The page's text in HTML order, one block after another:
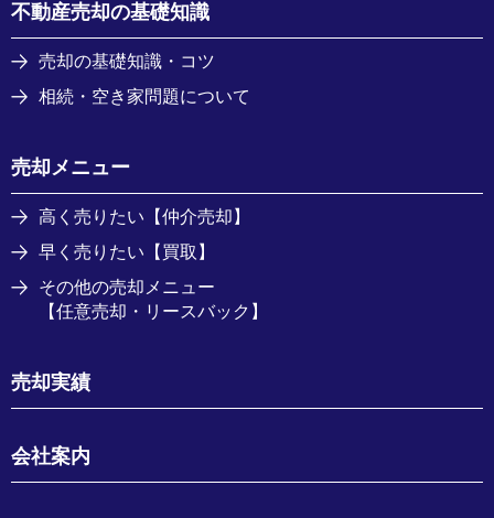
不動産売却の基礎知識
売却の基礎知識・コツ
相続・空き家問題について
売却メニュー
高く売りたい【仲介売却】
早く売りたい【買取】
その他の売却メニュー
【任意売却・リースバック】
売却実績
会社案内